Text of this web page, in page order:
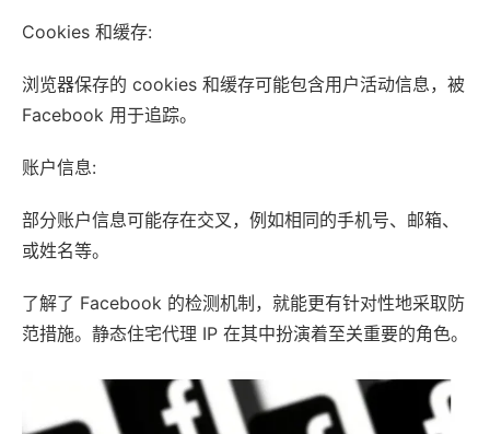
Cookies 和缓存:
浏览器保存的 cookies 和缓存可能包含用户活动信息，被
Facebook 用于追踪。
账户信息:
部分账户信息可能存在交叉，例如相同的手机号、邮箱、
或姓名等。
了解了 Facebook 的检测机制，就能更有针对性地采取防
范措施。静态住宅代理 IP 在其中扮演着至关重要的角色。